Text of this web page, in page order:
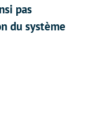
pas
du système